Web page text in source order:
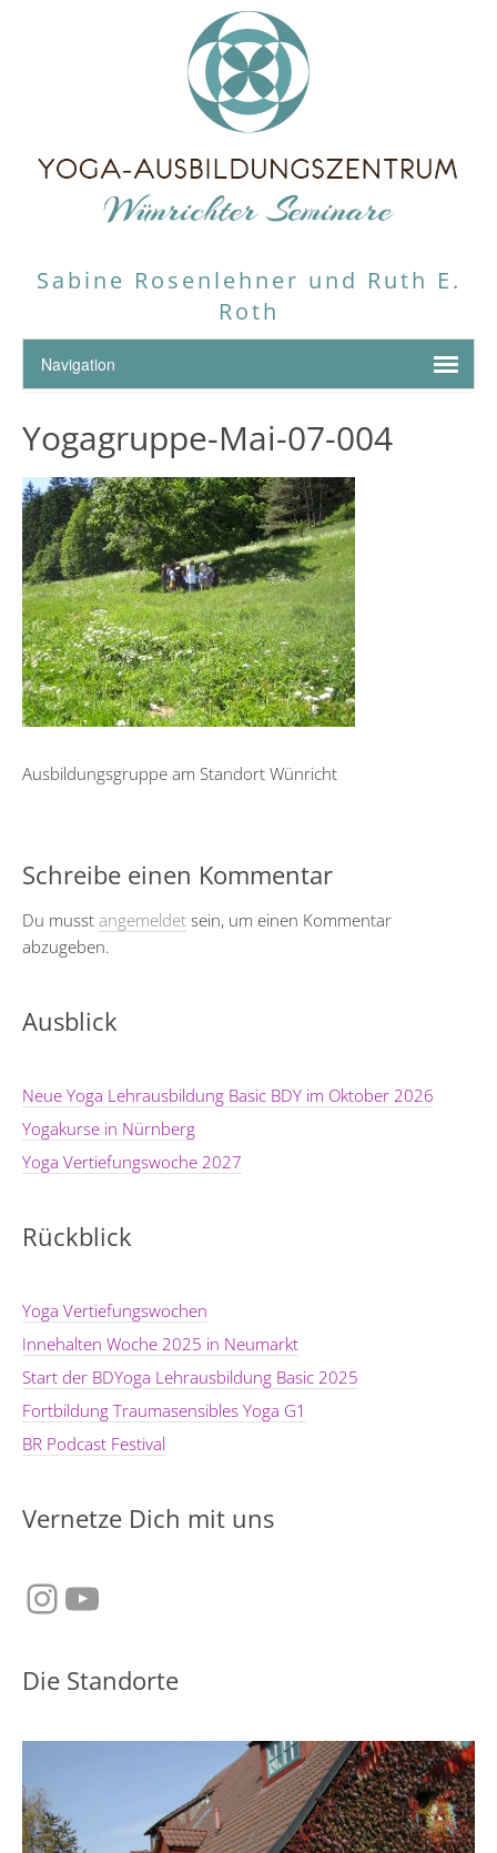
Sabine Rosenlehner und Ruth E.
Roth
Yogagruppe-Mai-07-004
Ausbildungsgruppe am Standort Wünricht
Schreibe einen Kommentar
Du musst angemeldet sein, um einen Kommentar
abzugeben.
Ausblick
Neue Yoga Lehrausbildung Basic BDY im Oktober 2026
Yogakurse in Nürnberg
Yoga Vertiefungswoche 2027
Rückblick
Yoga Vertiefungswochen
Innehalten Woche 2025 in Neumarkt
Start der BDYoga Lehrausbildung Basic 2025
Fortbildung Traumasensibles Yoga G1
BR Podcast Festival
Vernetze Dich mit uns
Instagram
YouTube
Die Standorte